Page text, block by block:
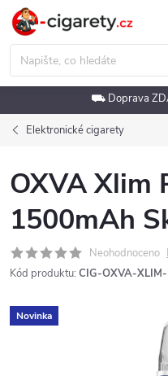
Přejít
obsah
⛟ Doprava
Elektronické cigarety
OXVA Xlim
1500mAh
Neohodnoceno
Kód produktu: CIG-OXVA-
Novinka